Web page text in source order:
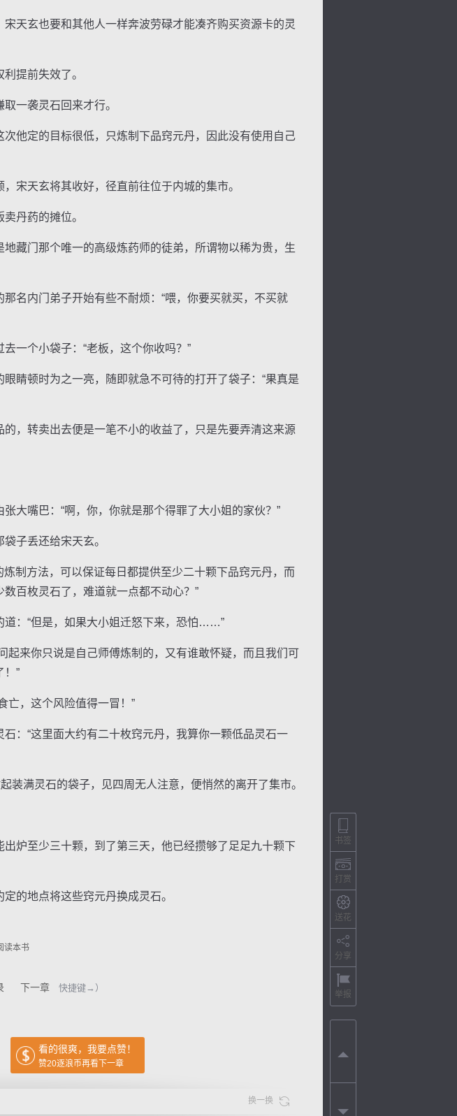
玄也要和其他人一样奔波劳碌才能凑齐购买资源卡的灵
提前失效了。
一袭灵石回来才行。
定的目标很低，只炼制下品窍元丹，因此没有使用自己
天玄将其收好，径直前往位于内城的集市。
丹药的摊位。
门那个唯一的高级炼药师的徒弟，所谓物以稀为贵，生
内门弟子开始有些不耐烦：“喂，你要买就买，不买就
一个小袋子：“老板，这个你收吗？”
顿时为之一亮，随即就急不可待的打开了袋子：“果真是
转卖出去便是一笔不小的收益了，只是先要弄清这来源
嘴巴：“啊，你，你就是那个得罪了大小姐的家伙？”
子丢还给宋天玄。
制方法，可以保证每日都提供至少二十颗下品窍元丹，而
百枚灵石了，难道就一点都不动心？”
：“但是，如果大小姐迁怒下来，恐怕……”
来你只说是自己师傅炼制的，又有谁敢怀疑，而且我们可
！”
，这个风险值得一冒！”
“这里面大约有二十枚窍元丹，我算你一颗低品灵石一
满灵石的袋子，见四周无人注意，便悄然的离开了集市。
至少三十颗，到了第三天，他已经攒够了足足九十颗下
的地点将这些窍元丹换成灵石。
读本书
下一章 快捷键→）
看的很爽，我要点赞！
赞20逐浪币再看下一章
换一换
书签
打赏
送花
分享
举报